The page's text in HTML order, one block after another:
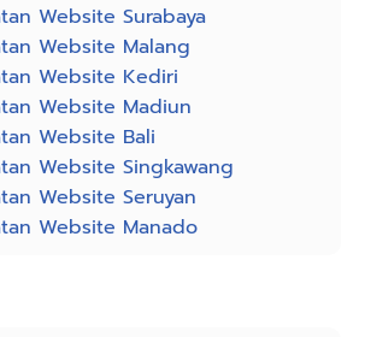
Website Surabaya
Website Malang
Website Kediri
Website Madiun
Website Bali
Website Singkawang
Website Seruyan
Website Manado